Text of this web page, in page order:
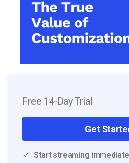
Free 14-Day Trial
Get
Start streaming